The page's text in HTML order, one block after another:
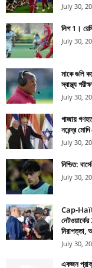
July 30,
লিগ 1।
July 30,
মাকে গুলি
স্বাস্থ্য
July 30,
গাজায়
নরেন্দ্র
July 30,
নিশ্চিত:
July 30,
Cap-
নিরাপত্তা,
July 30,
একজন